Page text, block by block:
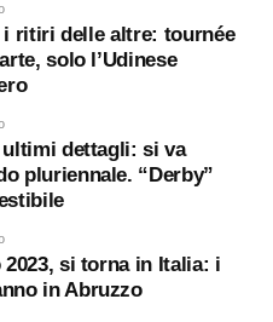
i ritiri delle altre: tournée
solo l’Udinese
dettagli: si va
pluriennale. “Derby”
si torna in Italia: i
in Abruzzo